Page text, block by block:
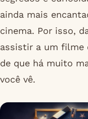
ainda mais
cinema. Por isso,
assistir a um filme
de que há muito
você vê.